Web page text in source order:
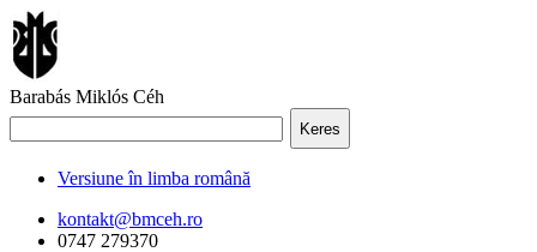
Barabás Miklós Céh
Keres
Versiune în limba română
kontakt@bmceh.ro
0747 279370